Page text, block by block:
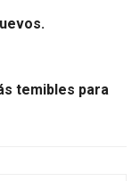
temibles para